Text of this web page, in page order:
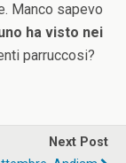
Manco sapevo
ha visto nei
parruccosi?
Next Post